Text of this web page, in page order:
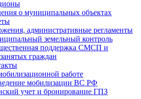
о муниципальных объектах
административные регламенты
земельный контроль
поддержка СМСП и
граждан
работе
мобилизации ВС РФ
учет и бронирование ГПЗ